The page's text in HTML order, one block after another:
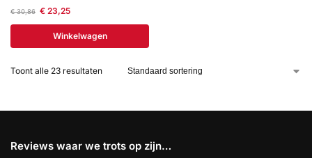
€30,86 €23,25
Winkelwagen
Toont alle 23 resultaten
Reviews waar we trots op zijn…